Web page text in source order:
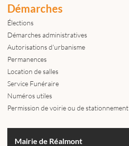
Démarches
Élections
Démarches administratives
Autorisations d'urbanisme
Permanences
Location de salles
Service Funéraire
Numéros utiles
Permission de voirie ou de stationnement
Mairie de Réalmont